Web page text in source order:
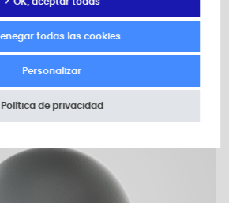
todas las cookies
Personalizar
Política de privacidad